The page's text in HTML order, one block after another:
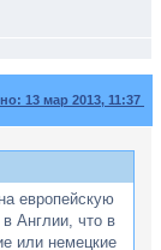
13 мар 2013, 11:37
европейскую
Англии, что в
или немецкие